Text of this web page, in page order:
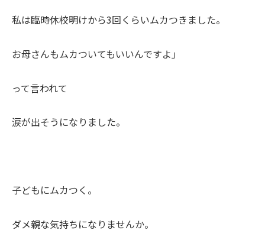
私は臨時休校明けから3回くらいムカつきました。
お母さんもムカついてもいいんですよ」
って言われて
涙が出そうになりました。
子どもにムカつく。
ダメ親な気持ちになりませんか。